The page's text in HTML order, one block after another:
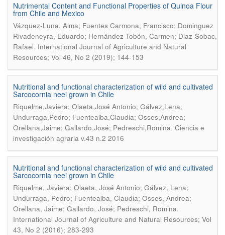
Nutrimental Content and Functional Properties of Quinoa Flour
from Chile and Mexico
Vázquez-Luna, Alma; Fuentes Carmona, Francisco; Dominguez
Rivadeneyra, Eduardo; Hernández Tobón, Carmen; Diaz-Sobac,
Rafael. International Journal of Agriculture and Natural
Resources; Vol 46, No 2 (2019); 144-153
Nutritional and functional characterization of wild and cultivated
Sarcocornia neei grown in Chile
Riquelme,Javiera; Olaeta,José Antonio; Gálvez,Lena;
Undurraga,Pedro; Fuentealba,Claudia; Osses,Andrea;
Orellana,Jaime; Gallardo,José; Pedreschi,Romina. Ciencia e
investigación agraria v.43 n.2 2016
Nutritional and functional characterization of wild and cultivated
Sarcocornia neei grown in Chile
Riquelme, Javiera; Olaeta, José Antonio; Gálvez, Lena;
Undurraga, Pedro; Fuentealba, Claudia; Osses, Andrea;
Orellana, Jaime; Gallardo, José; Pedreschi, Romina.
International Journal of Agriculture and Natural Resources; Vol
43, No 2 (2016); 283-293